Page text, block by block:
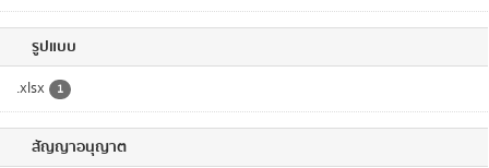
รูปแบบ
.xlsx 1
สัญญาอนุญาต